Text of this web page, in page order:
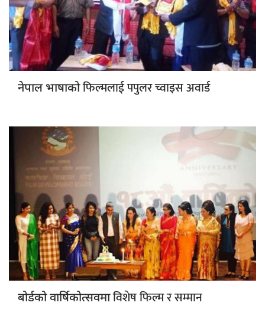
नेपाल भाषाकोफिल्मलाई पपुलर च्वाइस अवार्ड
बोर्डको वार्षिकोत्सवमाविशेष फिल्म र सम्मान